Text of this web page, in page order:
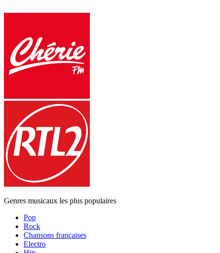
Genres musicaux les plus populaires
Pop
Rock
Chansons françaises
Electro